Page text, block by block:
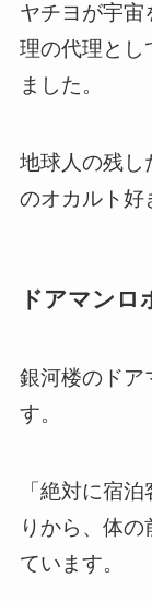
ヤチヨが宇宙
理の代理とし
ました。
地球人の残し
のオカルト好
ドアマンロ
銀河楼のドア
す。
「絶対に宿
りから、体
ています。